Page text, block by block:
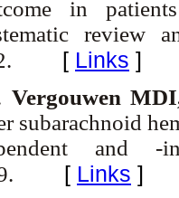
in
review
[ Links ]
Vergouwen
subarachnoid
and -
[ Links ]